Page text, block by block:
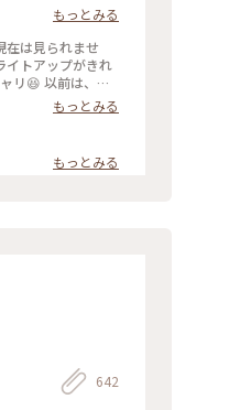
もっとみる
在は見られませ
イトアップがきれ
リ😆 以前は、お
リア雑貨のお店な
業施設 #写真映え
もっとみる
もっとみる
642